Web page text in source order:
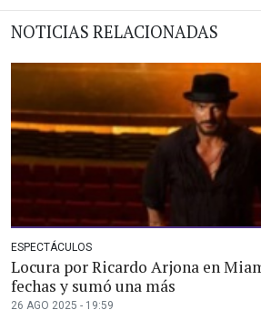
NOTICIAS RELACIONADAS
ESPECTÁCULOS
Locura por Ricardo Arjona en
fechas y sumó una más
26 AGO 2025 - 19:59